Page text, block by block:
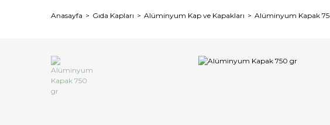
Anasayfa Gıda Kapları Alüminyum Kap ve Kapakları Alüminyum Kapak